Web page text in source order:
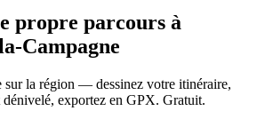
propre parcours à
Campagne
sur la région — dessinez votre itinéraire,
dénivelé, exportez en GPX. Gratuit.